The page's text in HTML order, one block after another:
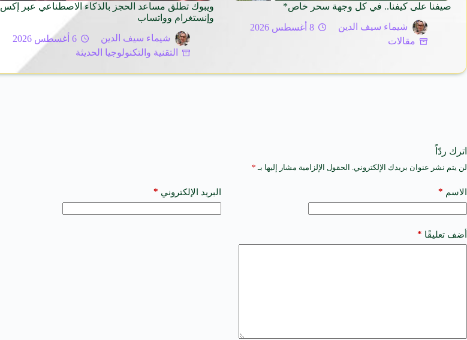
صيفنا على كيفنا.. في كل وجهة سحر خاص*
شيماء سيف الدين
8 أغسطس 2026
مقالات
ويبوك تطلق مساعد الحجز بالذكاء الاصطناعي عبر إكس
وإنستغرام وواتساب
شيماء سيف الدين
6 أغسطس 2026
التقنية والتكنولوجيا الحديثة
اترك ردّاً
لن يتم نشر عنوان بريدك الإلكتروني. الحقول الإلزامية مشار إليها بـ *
الاسم * البريد الإلكتروني *
أضف تعليقًا *
A
t
e
a
t